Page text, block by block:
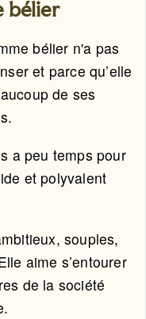
bélier
bélier n'a pas
et parce qu’elle
de ses
a peu temps pour
et polyvalent
souples,
aime s’entourer
de la société